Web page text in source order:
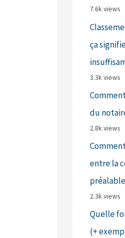
7.6k views
ça
3.3k views
du
2.8k views
entre la
2.3k views
Quelle
(+